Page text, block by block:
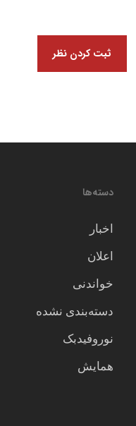
دسته‌ها
اخبار
اعلان
خواندنی
دسته‌بندی نشده
نوروفیدبک
همایش